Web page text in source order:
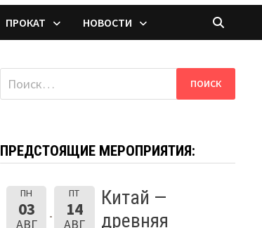
ПРОКАТ НОВОСТИ
Найти:
ПРЕДСТОЯЩИЕ МЕРОПРИЯТИЯ:
ПН
03
АВГ
ПТ
14
АВГ
Китай —
древняя